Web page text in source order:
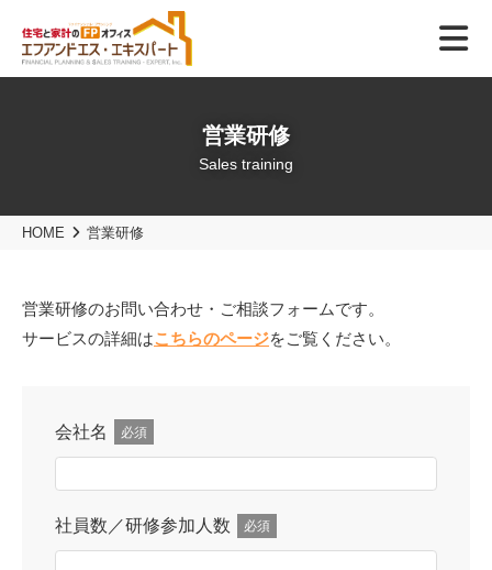
営業研修
Sales training
HOME 営業研修
営業研修のお問い合わせ・ご相談フォームです。
サービスの詳細はこちらのページをご覧ください。
会社名 必須
社員数／研修参加人数 必須